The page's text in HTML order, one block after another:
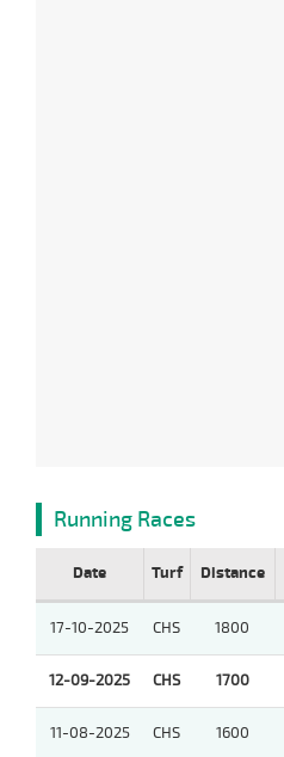
Running Races
Date Turf Distance
17-10-2025 CHS 1800
12-09-2025 CHS 1700
11-08-2025 CHS 1600